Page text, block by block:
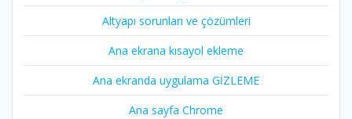
Altyapı sorunları ve çözümleri
Ana ekrana kısayol ekleme
Ana ekranda uygulama GİZLEME
Ana sayfa Chrome